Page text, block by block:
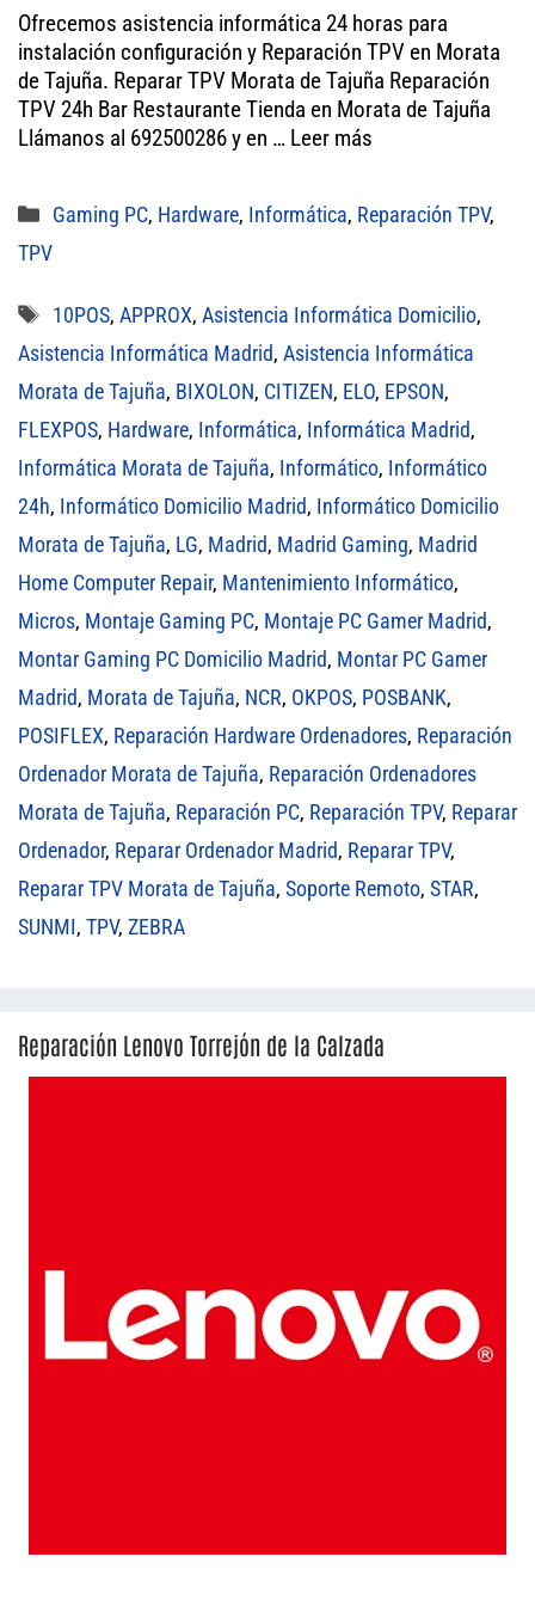
tt
er
bo
ok
ail ts
A
pp
Ofrecemos asistencia informática 24 horas para
instalación configuración y Reparación TPV en Morata
de Tajuña. Reparar TPV Morata de Tajuña Reparación
TPV 24h Bar Restaurante Tienda en Morata de Tajuña
Llámanos al 692500286 y en … Leer más
Categorías
Gaming PC, Hardware, Informática, Reparación TPV,
TPV
Etiquetas
10POS, APPROX, Asistencia Informática Domicilio,
Asistencia Informática Madrid, Asistencia Informática
Morata de Tajuña, BIXOLON, CITIZEN, ELO, EPSON,
FLEXPOS, Hardware, Informática, Informática Madrid,
Informática Morata de Tajuña, Informático, Informático
24h, Informático Domicilio Madrid, Informático Domicilio
Morata de Tajuña, LG, Madrid, Madrid Gaming, Madrid
Home Computer Repair, Mantenimiento Informático,
Micros, Montaje Gaming PC, Montaje PC Gamer Madrid,
Montar Gaming PC Domicilio Madrid, Montar PC Gamer
Madrid, Morata de Tajuña, NCR, OKPOS, POSBANK,
POSIFLEX, Reparación Hardware Ordenadores, Reparación
Ordenador Morata de Tajuña, Reparación Ordenadores
Morata de Tajuña, Reparación PC, Reparación TPV, Reparar
Ordenador, Reparar Ordenador Madrid, Reparar TPV,
Reparar TPV Morata de Tajuña, Soporte Remoto, STAR,
SUNMI, TPV, ZEBRA
Reparación Lenovo Torrejón de la Calzada